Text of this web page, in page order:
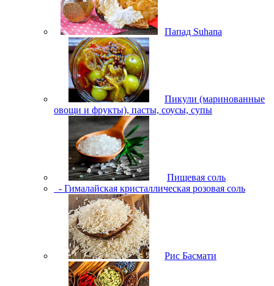
Папад Suhana
Пикули (маринованные
овощи и фрукты), пасты, соусы, супы
Пищевая соль
- Гималайская кристаллическая розовая соль
Рис Басмати